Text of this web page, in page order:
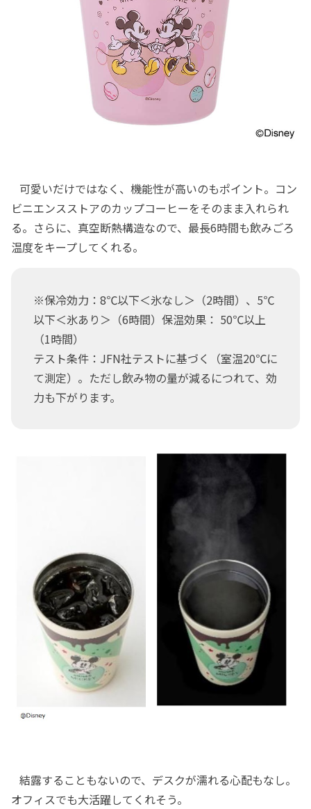
可愛いだけではなく、機能性が高いのもポイント。コン
ビニエンスストアのカップコーヒーをそのまま入れられ
る。さらに、真空断熱構造なので、最長6時間も飲みごろ
温度をキープしてくれる。
※保冷効力：8℃以下＜氷なし＞（2時間）、5℃
以下＜氷あり＞（6時間）保温効果： 50℃以上
（1時間）
テスト条件：JFN社テストに基づく（室温20℃に
て測定）。ただし飲み物の量が減るにつれて、効
力も下がります。
結露することもないので、デスクが濡れる心配もなし。
オフィスでも大活躍してくれそう。